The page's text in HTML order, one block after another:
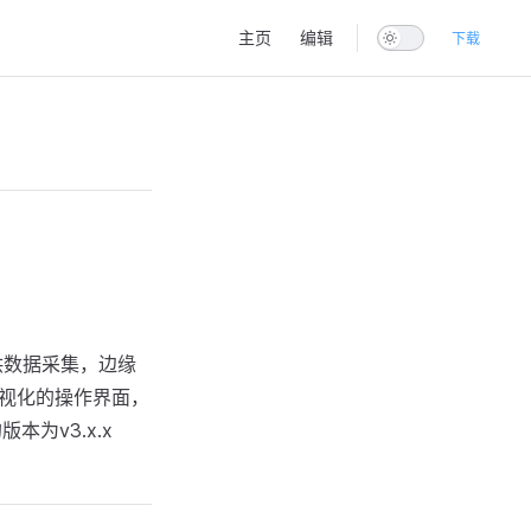
主页 编辑 下载
据采集，边缘
化的操作界面，
本为v3.x.x